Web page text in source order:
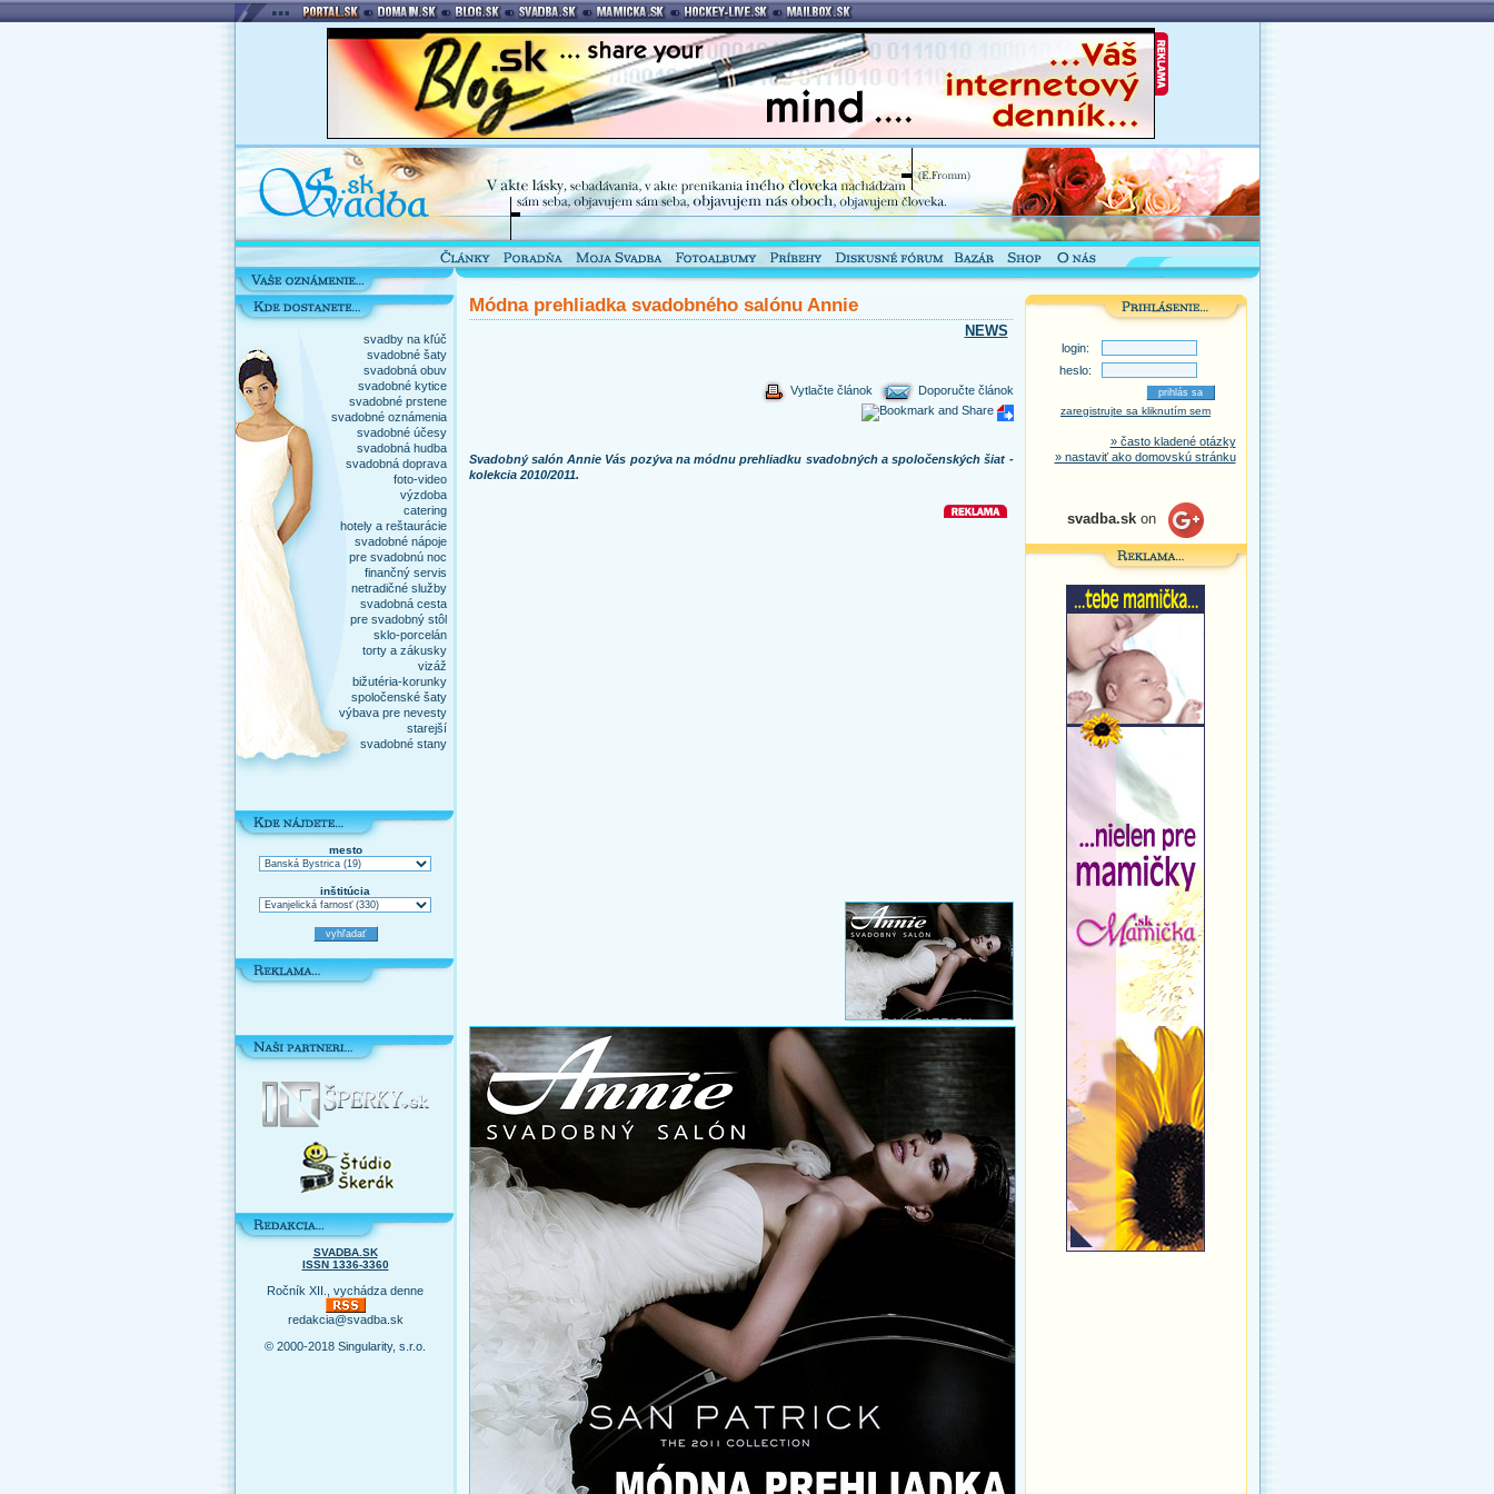
svadby na kľúč
svadobné šaty
svadobná obuv
svadobné kytice
svadobné prstene
svadobné oznámenia
svadobné účesy
svadobná hudba
svadobná doprava
foto-video
výzdoba
catering
hotely a reštaurácie
svadobné nápoje
pre svadobnú noc
finančný servis
netradičné služby
svadobná cesta
pre svadobný stôl
sklo-porcelán
torty a zákusky
vizáž
bižutéria-korunky
spoločenské šaty
výbava pre nevesty
starejší
svadobné stany
mesto
inštitúcia
SVADBA.SK
ISSN 1336-3360
Ročník XII., vychádza denne
redakcia@svadba.sk
© 2000-2018 Singularity, s.r.o.
Módna prehliadka svadobného salónu Annie
NEWS
Vytlačte článok Doporučte článok
Svadobný salón Annie Vás pozýva na módnu prehliadku svadobných a spoločenských šiat -
kolekcia 2010/2011.
login:
heslo:
zaregistrujte sa kliknutím sem
» často kladené otázky
» nastaviť ako domovskú stránku
svadba.sk on